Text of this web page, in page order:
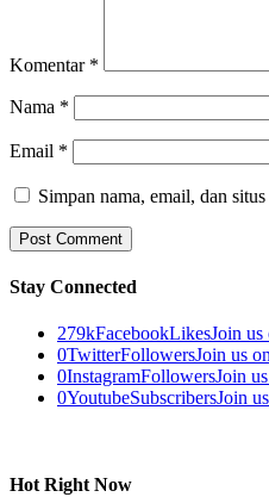
Komentar *
Nama *
Email *
Simpan nama, email, dan
Stay Connected
279kFacebookLikesJoin us
0TwitterFollowersJoin us
0InstagramFollowersJoin
0YoutubeSubscribersJoin
Hot Right Now